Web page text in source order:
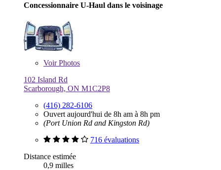
Concessionnaire U-Haul dans le voisinage
VoirPhotos
102 Island Rd
Scarborough, ON M1C2P8
(416) 282-6106
Ouvert aujourd'hui de 8h am à 8h pm
(Port Union Rd and Kingston Rd)
716 évaluations
Distance estimée
0,9 milles